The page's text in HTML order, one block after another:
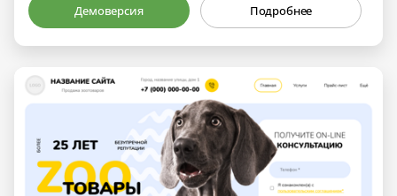
Демоверсия Подробнее